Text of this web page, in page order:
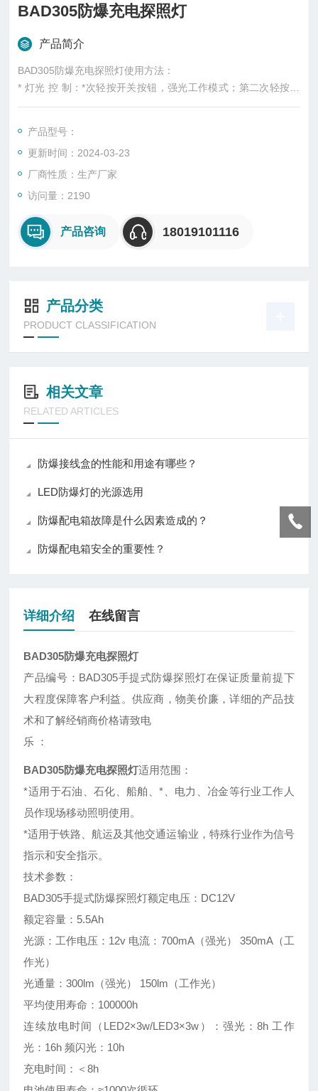
BAD305防爆充电探照灯
产品简介
BAD305防爆充电探照灯使用方法：
* 灯光 控 制：*次轻按开关按钮，强光工作模式；第二次轻按开
关按钮，转换为工作光工作模式；第三次轻按开关按钮，电源关
* 信号光控制：无论电源启动或关闭，长按开关按钮5秒左右，灯
具进入信号指示模式；再次按压开关按钮，电源关闭。
产品型号：
更新时间：2024-03-23
厂商性质：生产厂家
访问量：2190
产品咨询 18019101116
产品分类
PRODUCT CLASSIFICATION
相关文章
RELATED ARTICLES
防爆接线盒的性能和用途有哪些？
LED防爆灯的光源选用
防爆配电箱故障是什么因素造成的？
防爆配电箱安全的重要性？
详细介绍 在线留言
BAD305防爆充电探照灯
产品编号：BAD305手提式防爆探照灯在保证质量前提下
大程度保障客户利益。供应商，物美价廉，详细的产品技
术和了解经销商价格请致电
乐 ：
BAD305防爆充电探照灯适用范围：
*适用于石油、石化、船舶、*、电力、冶金等行业工作人
员作现场移动照明使用。
*适用于铁路、航运及其他交通运输业，特殊行业作为信号
指示和安全指示。
技术参数：
BAD305手提式防爆探照灯额定电压：DC12V
额定容量：5.5Ah
光源：工作电压：12v 电流：700mA（强光） 350mA（工
作光）
光通量：300lm（强光） 150lm（工作光）
平均使用寿命：100000h
连续放电时间（LED2×3w/LED3×3w）：强光：8h 工作
光：16h 频闪光：10h
充电时间：＜8h